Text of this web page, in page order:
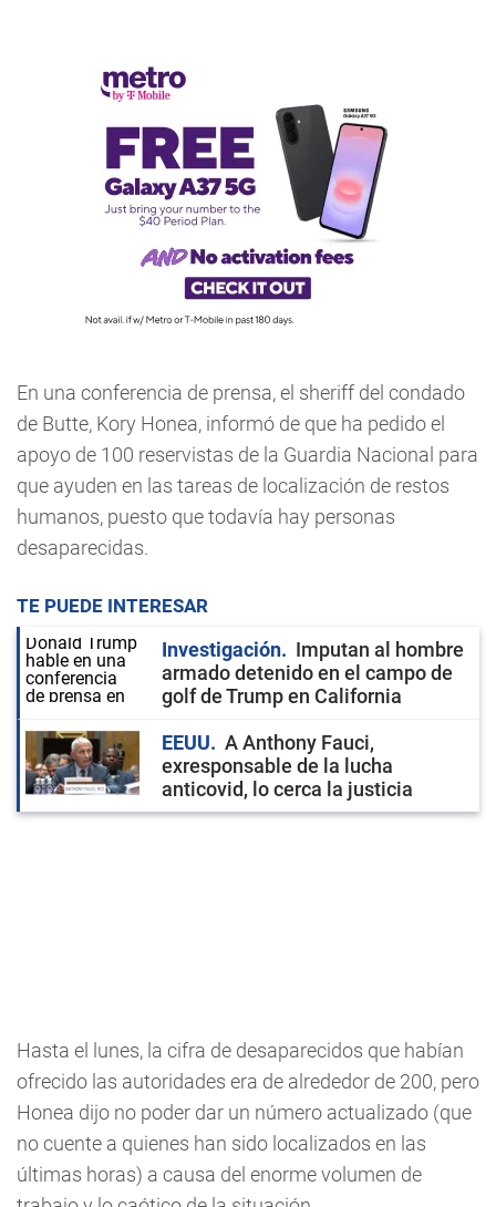
En una conferencia de prensa, el sheriff del condado
de Butte, Kory Honea, informó de que ha pedido el
apoyo de 100 reservistas de la Guardia Nacional para
que ayuden en las tareas de localización de restos
humanos, puesto que todavía hay personas
desaparecidas.
TE PUEDE INTERESAR
Investigación
Imputan al hombre
armado detenido en el campo de
golf de Trump en California
EEUU
A Anthony Fauci,
exresponsable de la lucha
anticovid, lo cerca la justicia
Hasta el lunes, la cifra de desaparecidos que habían
ofrecido las autoridades era de alrededor de 200, pero
Honea dijo no poder dar un número actualizado (que
no cuente a quienes han sido localizados en las
últimas horas) a causa del enorme volumen de